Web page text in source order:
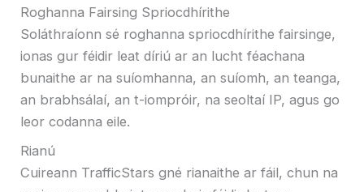
Roghanna Fairsing Spriocdhírithe
Soláthraíonn sé roghanna spriocdhírithe fairsinge,
ionas gur féidir leat díriú ar an lucht féachana
bunaithe ar na suíomhanna, an suíomh, an teanga,
an brabhsálaí, an t-iompróir, na seoltaí IP, agus go
leor codanna eile.
Rianú
Cuireann TrafficStars gné rianaithe ar fáil, chun na